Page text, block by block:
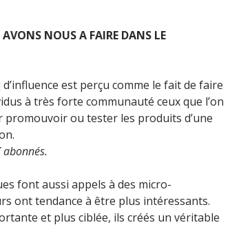
AVONS NOUS A FAIRE DANS LE
est perçu comme le fait de faire
à très forte communauté ceux que l’on
ou tester les produits d’une
font aussi appels à des micro-
ont tendance à être plus intéressants.
et plus ciblée, ils créés un véritable